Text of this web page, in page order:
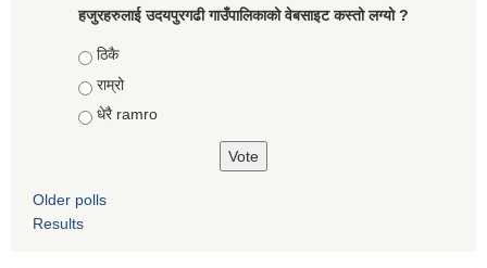
हजुरहरुलाई उदयपुरगढी गाउँपालिकाको वेबसाइट कस्तो लग्यो ?
Choices
ठिकै
राम्रो
धेरै ramro
Older polls
Results